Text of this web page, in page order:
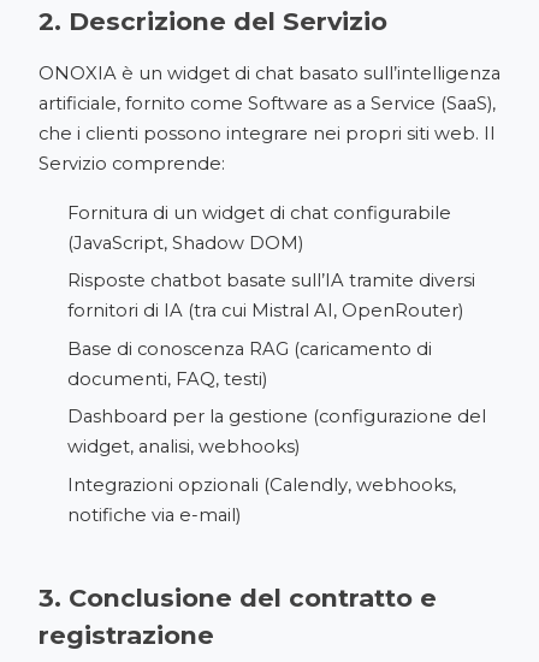
2. Descrizione del Servizio
ONOXIA è un widget di chat basato sull’intelligenza
artificiale, fornito come Software as a Service (SaaS),
che i clienti possono integrare nei propri siti web. Il
Servizio comprende:
Fornitura di un widget di chat configurabile
(JavaScript, Shadow DOM)
Risposte chatbot basate sull’IA tramite diversi
fornitori di IA (tra cui Mistral AI, OpenRouter)
Base di conoscenza RAG (caricamento di
documenti, FAQ, testi)
Dashboard per la gestione (configurazione del
widget, analisi, webhooks)
Integrazioni opzionali (Calendly, webhooks,
notifiche via e-mail)
3. Conclusione del contratto e
registrazione